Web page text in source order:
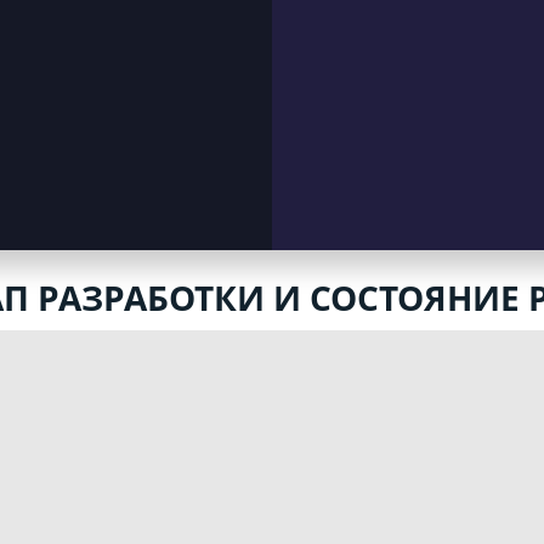
РАЗРАБОТКИ И СОСТОЯНИЕ